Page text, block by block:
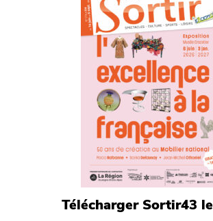
Télécharger Sortir43